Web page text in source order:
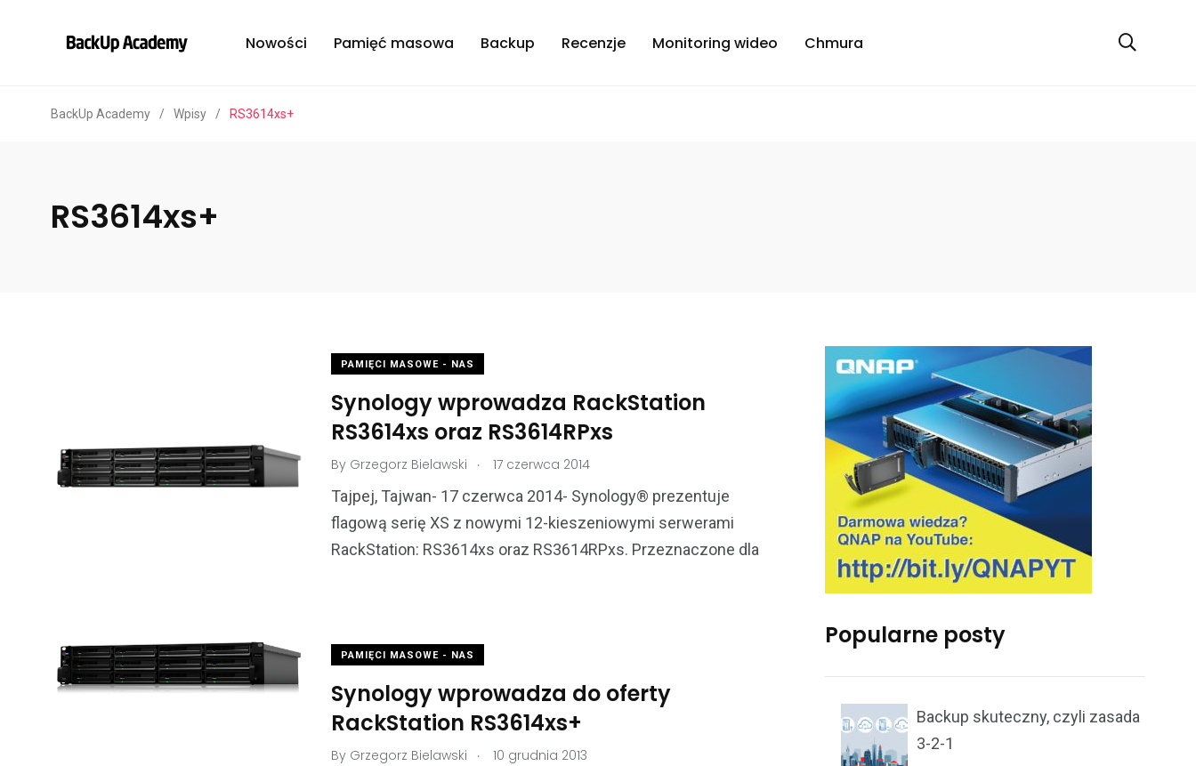
Nowości Pamięć masowa Backup Recenzje Monitoring wideo Chmura
BackUp Academy / Wpisy / RS3614xs+
RS3614xs+
PAMIĘCI MASOWE - NAS
Synology wprowadza RackStation
RS3614xs oraz RS3614RPxs
By Grzegorz Bielawski . 17 czerwca 2014
Tajpej, Tajwan- 17 czerwca 2014- Synology® prezentuje
flagową serię XS z nowymi 12-kieszeniowymi serwerami
RackStation: RS3614xs oraz RS3614RPxs. Przeznaczone dla
PAMIĘCI MASOWE - NAS
Synology wprowadza do oferty
RackStation RS3614xs+
By Grzegorz Bielawski . 10 grudnia 2013
Popularne posty
Backup skuteczny, czyli zasada
3-2-1